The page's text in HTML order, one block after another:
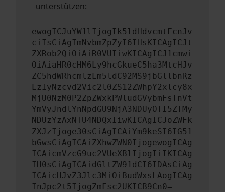
unterstützen:
ewogICJuYW1lIjogIk5ldHdvcmtFcnJv
ciIsCiAgImNvbmZpZyI6IHsKICAgICJt
ZXRob2QiOiAiR0VUIiwKICAgICJ1cmwi
OiAiaHR0cHM6Ly9hcGkueC5ha3MtcHJv
ZC5hdWRhcmlzLm5ldC92MS9jbGllbnRz
LzIyNzcvd2Vic2l0ZS12ZWhpY2xlcy8x
MjU0NzM0P2ZpZWxkPWludGVybmFsTnVt
YmVyJndlYnNpdGU9NjA3NDUyOTI5ZTMy
NDUzYzAxNTU4NDQxIiwKICAgICJoZWFk
ZXJzIjoge30sCiAgICAiYm9keSI6IG51
bGwsCiAgICAiZXhwZWN0IjogewogICAg
ICAicmVzcG9uc2VUeXBlIjogIiIKICAg
IH0sCiAgICAidGltZW91dCI6IDAsCiAg
ICAicHJvZ3Jlc3MiOiBudWxsLAogICAg
InJpc2t5IjogZmFsc2UKICB9Cn0=